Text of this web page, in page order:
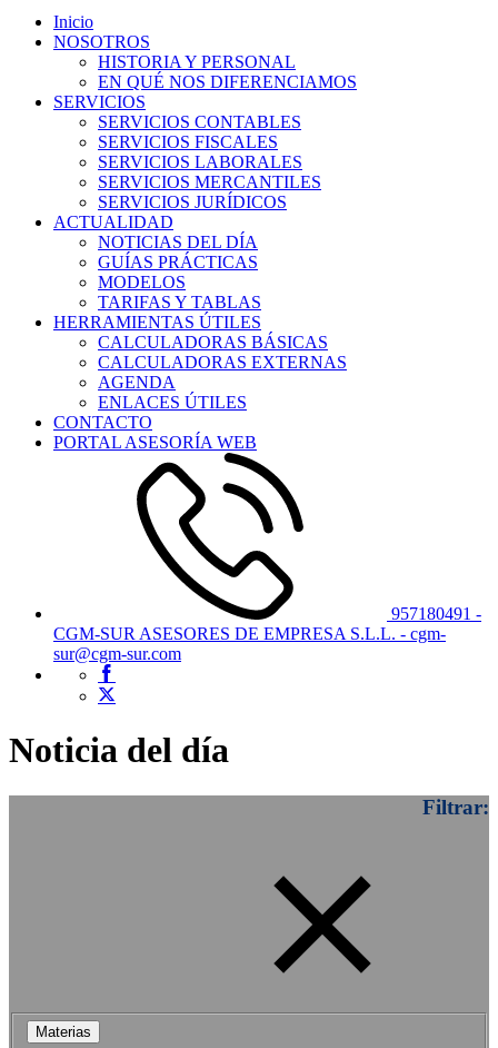
Inicio
NOSOTROS
HISTORIA Y PERSONAL
EN QUÉ NOS DIFERENCIAMOS
SERVICIOS
SERVICIOS CONTABLES
SERVICIOS FISCALES
SERVICIOS LABORALES
SERVICIOS MERCANTILES
SERVICIOS JURÍDICOS
ACTUALIDAD
NOTICIAS DEL DÍA
GUÍAS PRÁCTICAS
MODELOS
TARIFAS Y TABLAS
HERRAMIENTAS ÚTILES
CALCULADORAS BÁSICAS
CALCULADORAS EXTERNAS
AGENDA
ENLACES ÚTILES
CONTACTO
PORTAL ASESORÍA WEB
957180491 -
CGM-SUR ASESORES DE EMPRESA S.L.L. - cgm-
sur@cgm-sur.com
Noticia del día
Filtrar:
Materias